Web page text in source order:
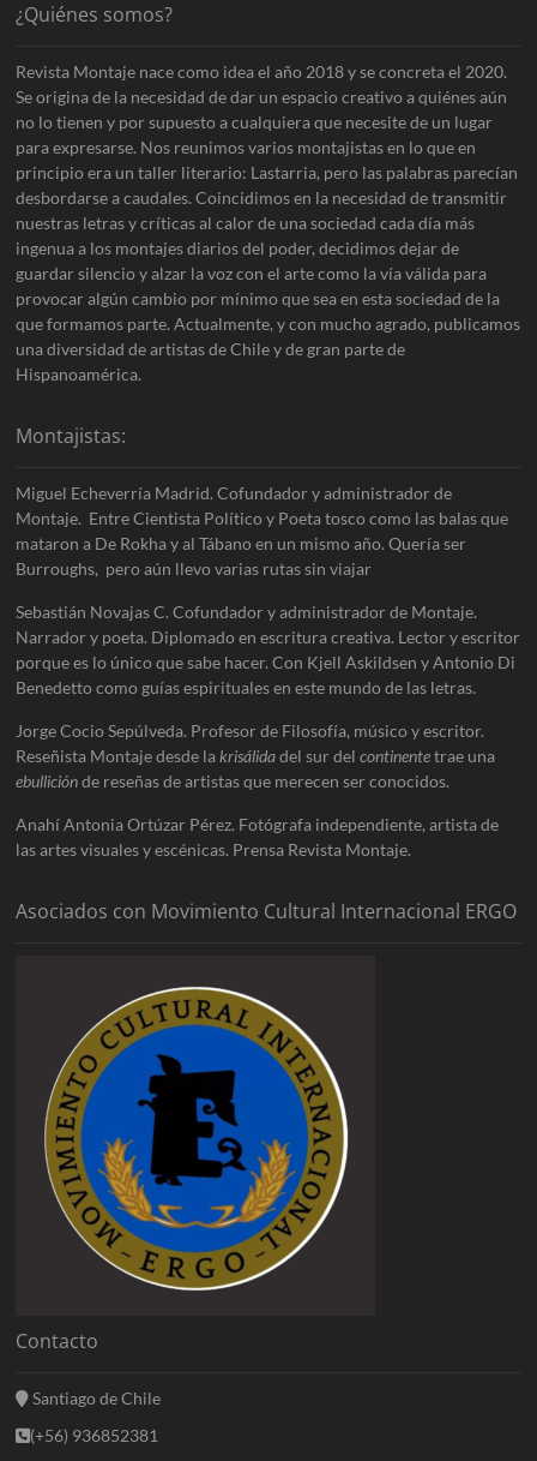
¿Quiénes somos?
Revista Montaje nace como idea el año 2018 y se concreta el 2020.
Se origina de la necesidad de dar un espacio creativo a quiénes aún
no lo tienen y por supuesto a cualquiera que necesite de un lugar
para expresarse. Nos reunimos varios montajistas en lo que en
principio era un taller literario: Lastarria, pero las palabras parecían
desbordarse a caudales. Coincidimos en la necesidad de transmitir
nuestras letras y críticas al calor de una sociedad cada día más
ingenua a los montajes diarios del poder, decidimos dejar de
guardar silencio y alzar la voz con el arte como la vía válida para
provocar algún cambio por mínimo que sea en esta sociedad de la
que formamos parte. Actualmente, y con mucho agrado, publicamos
una diversidad de artistas de Chile y de gran parte de
Hispanoamérica.
Montajistas:
Miguel Echeverría Madrid. Cofundador y administrador de
Montaje. Entre Cientista Político y Poeta tosco como las balas que
mataron a De Rokha y al Tábano en un mismo año. Quería ser
Burroughs, pero aún llevo varias rutas sin viajar
Sebastián Novajas C. Cofundador y administrador de Montaje.
Narrador y poeta. Diplomado en escritura creativa. Lector y escritor
porque es lo único que sabe hacer. Con Kjell Askildsen y Antonio Di
Benedetto como guías espirituales en este mundo de las letras.
Jorge Cocio Sepúlveda. Profesor de Filosofía, músico y escritor.
Reseñista Montaje desde lakrisálidadel sur delcontinentetrae una
ebulliciónde reseñas de artistas que merecen ser conocidos.
Anahí Antonia Ortúzar Pérez. Fotógrafa independiente, artista de
las artes visuales y escénicas. Prensa Revista Montaje.
Asociados con Movimiento Cultural Internacional ERGO
Contacto
Santiago de Chile
(+56) 936852381